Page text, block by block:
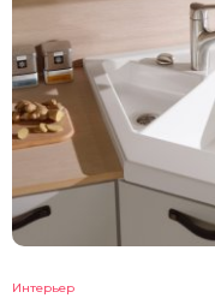
Интерьер